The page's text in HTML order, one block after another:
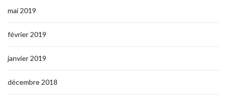
mai 2019
février 2019
janvier 2019
décembre 2018